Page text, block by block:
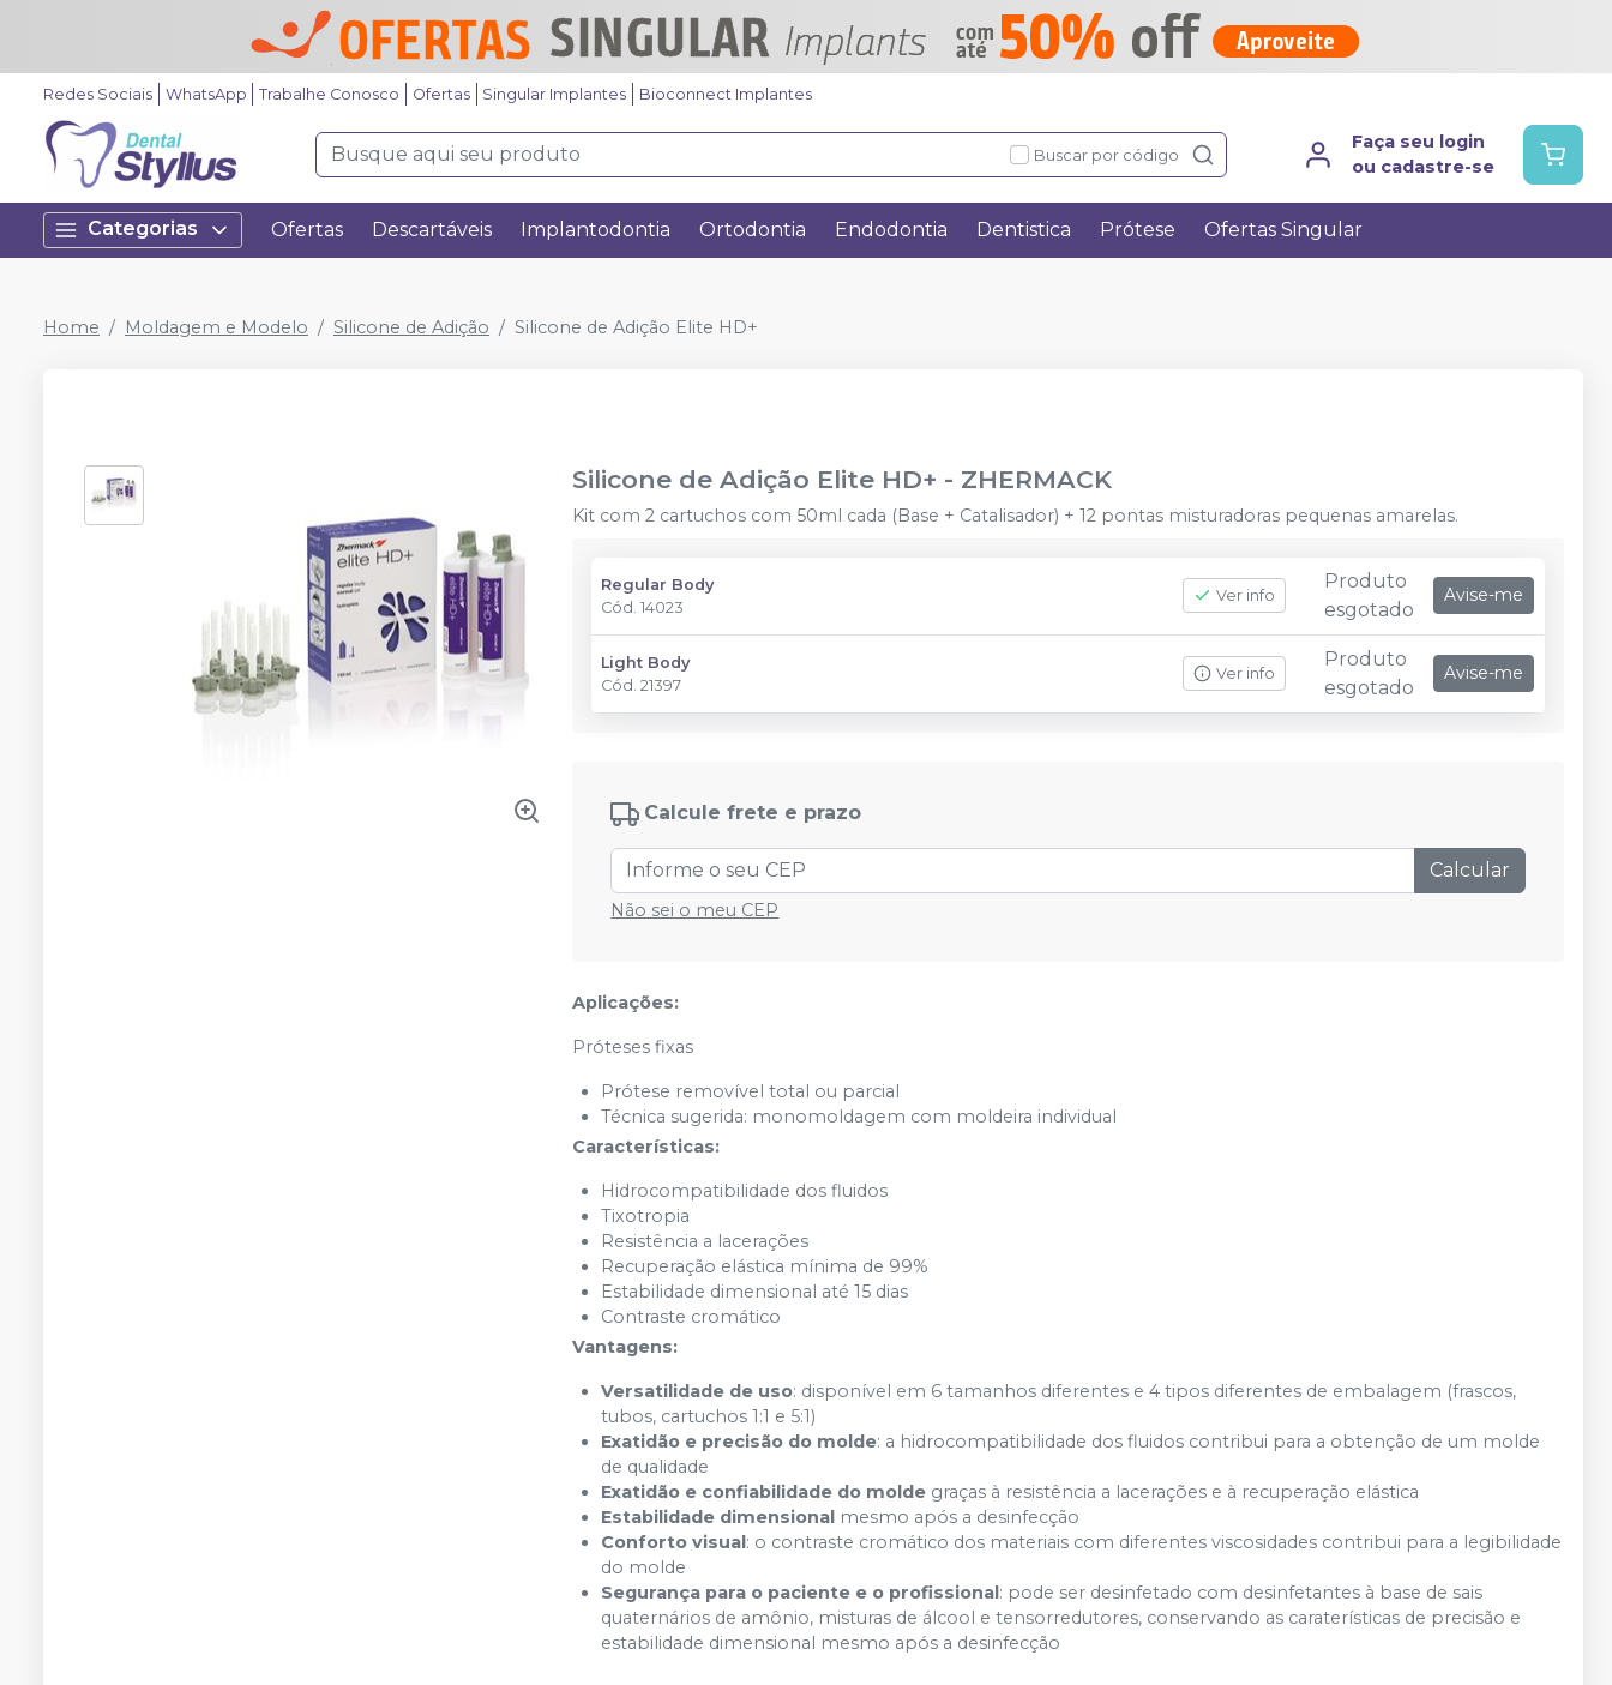
Redes Sociais WhatsApp Trabalhe Conosco Ofertas Singular Implantes Bioconnect Implantes
Buscar por código
Faça seu login
ou cadastre-se
Categorias Ofertas Descartáveis Implantodontia Ortodontia Endodontia Dentistica Prótese Ofertas Singular
Home Moldagem e Modelo Silicone de Adição Silicone de Adição Elite HD+
Silicone de Adição Elite HD+ - ZHERMACK
Kit com 2 cartuchos com 50ml cada (Base + Catalisador) + 12 pontas misturadoras pequenas amarelas.
Regular Body
Cód.14023
Ver info
Produto
esgotado
Avise-me
Light Body
Cód.21397
Ver info
Produto
esgotado
Avise-me
Calcule frete e prazo
Calcular
Não sei o meu CEP
Aplicações:
Próteses fixas
Prótese removível total ou parcial
Técnica sugerida: monomoldagem com moldeira individual
Características:
Hidrocompatibilidade dos fluidos
Tixotropia
Resistência a lacerações
Recuperação elástica mínima de 99%
Estabilidade dimensional até 15 dias
Contraste cromático
Vantagens:
Versatilidade de uso: disponível em 6 tamanhos diferentes e 4 tipos diferentes de embalagem (frascos,
tubos, cartuchos 1:1 e 5:1)
Exatidão e precisão do molde: a hidrocompatibilidade dos fluidos contribui para a obtenção de um molde
de qualidade
Exatidão e confiabilidade do molde graças à resistência a lacerações e à recuperação elástica
Estabilidade dimensional mesmo após a desinfecção
Conforto visual: o contraste cromático dos materiais com diferentes viscosidades contribui para a legibilidade
do molde
Segurança para o paciente e o profissional: pode ser desinfetado com desinfetantes à base de sais
quaternários de amônio, misturas de álcool e tensorredutores, conservando as caraterísticas de precisão e
estabilidade dimensional mesmo após a desinfecção